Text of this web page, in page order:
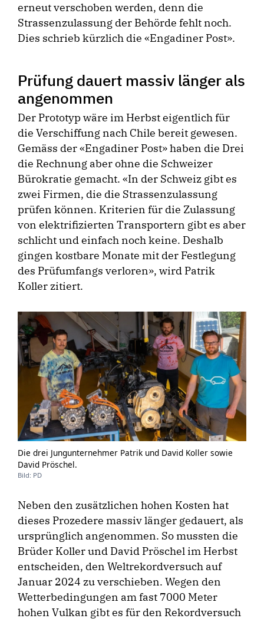
erneut verschoben werden, denn die
Strassenzulassung der Behörde fehlt noch.
Dies schrieb kürzlich die «Engadiner Post».
Prüfung dauert massiv länger als
angenommen
Der Prototyp wäre im Herbst eigentlich für
die Verschiffung nach Chile bereit gewesen.
Gemäss der «Engadiner Post» haben die Drei
die Rechnung aber ohne die Schweizer
Bürokratie gemacht. «In der Schweiz gibt es
zwei Firmen, die die Strassenzulassung
prüfen können. Kriterien für die Zulassung
von elektrifizierten Transportern gibt es aber
schlicht und einfach noch keine. Deshalb
gingen kostbare Monate mit der Festlegung
des Prüfumfangs verloren», wird Patrik
Koller zitiert.
Die drei Jungunternehmer Patrik und David Koller sowie
David Pröschel.
Bild: PD
Neben den zusätzlichen hohen Kosten hat
dieses Prozedere massiv länger gedauert, als
ursprünglich angenommen. So mussten die
Brüder Koller und David Pröschel im Herbst
entscheiden, den Weltrekordversuch auf
Januar 2024 zu verschieben. Wegen den
Wetterbedingungen am fast 7000 Meter
hohen Vulkan gibt es für den Rekordversuch